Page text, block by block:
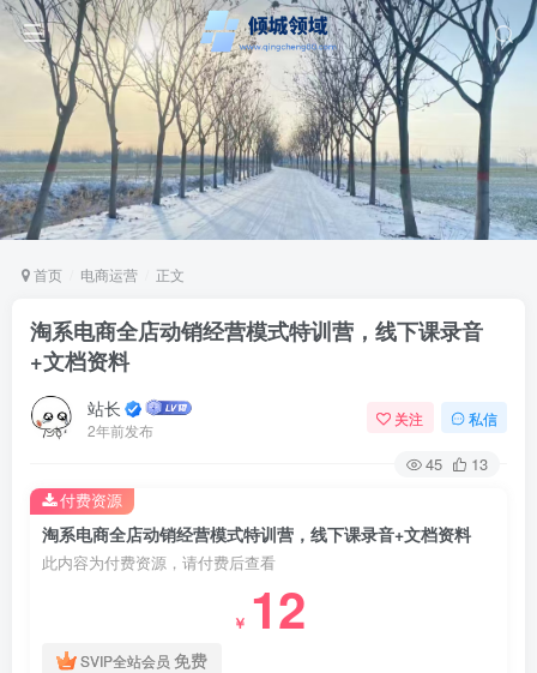
首页 电商运营 正文
淘系电商全店动销经营模式特训营，线下课录音
+文档资料
站长
2年前发布
关注 私信
45 13
淘系电商全店动销经营模式特训营，线下课录音+文档资料
此内容为付费资源，请付费后查看
￥ 12
SVIP全站会员 免费
付费资源